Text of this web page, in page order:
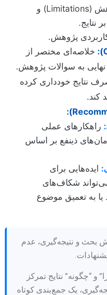
محدودیت‌های پژوهش (Limitations) و
نتایج.
پژوهش.
خلاصه‌ای مختصر از
نهایی به سوالات پژوهش.
نتایج خودداری کرده
کند.
راهکارهای عملی
ذینفع بر اساس
ایده‌هایی برای
شکاف‌های
یا به تعمیق موضوع
بحث و نتیجه‌گیری، عدم
“چگونه” نتایج تمرکز
یک جمع‌بندی کوتاه